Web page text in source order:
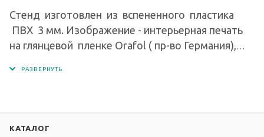
Стенд изготовлен из вспененного пластика
ПВХ 3 мм. Изображение - интерьерная печать
на глянцевой пленке Orafol ( пр-во Германия),
КАТАЛОГ